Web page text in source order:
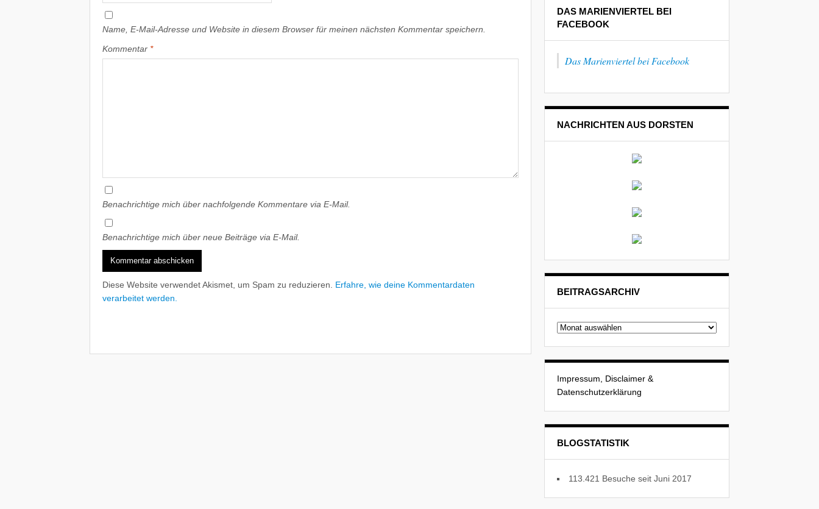
Name, E-Mail-Adresse und Website in diesem Browser für meinen nächsten Kommentar speichern.
Kommentar *
Benachrichtige mich über nachfolgende Kommentare via E-Mail.
Benachrichtige mich über neue Beiträge via E-Mail.
Diese Website verwendet Akismet, um Spam zu reduzieren. Erfahre, wie deine Kommentardaten
verarbeitet werden.
DAS MARIENVIERTEL BEI
FACEBOOK
Das Marienviertel bei Facebook
NACHRICHTEN AUS DORSTEN
BEITRAGSARCHIV
Beitragsarchiv
Impressum, Disclaimer &
Datenschutzerklärung
BLOGSTATISTIK
113.421 Besuche seit Juni 2017